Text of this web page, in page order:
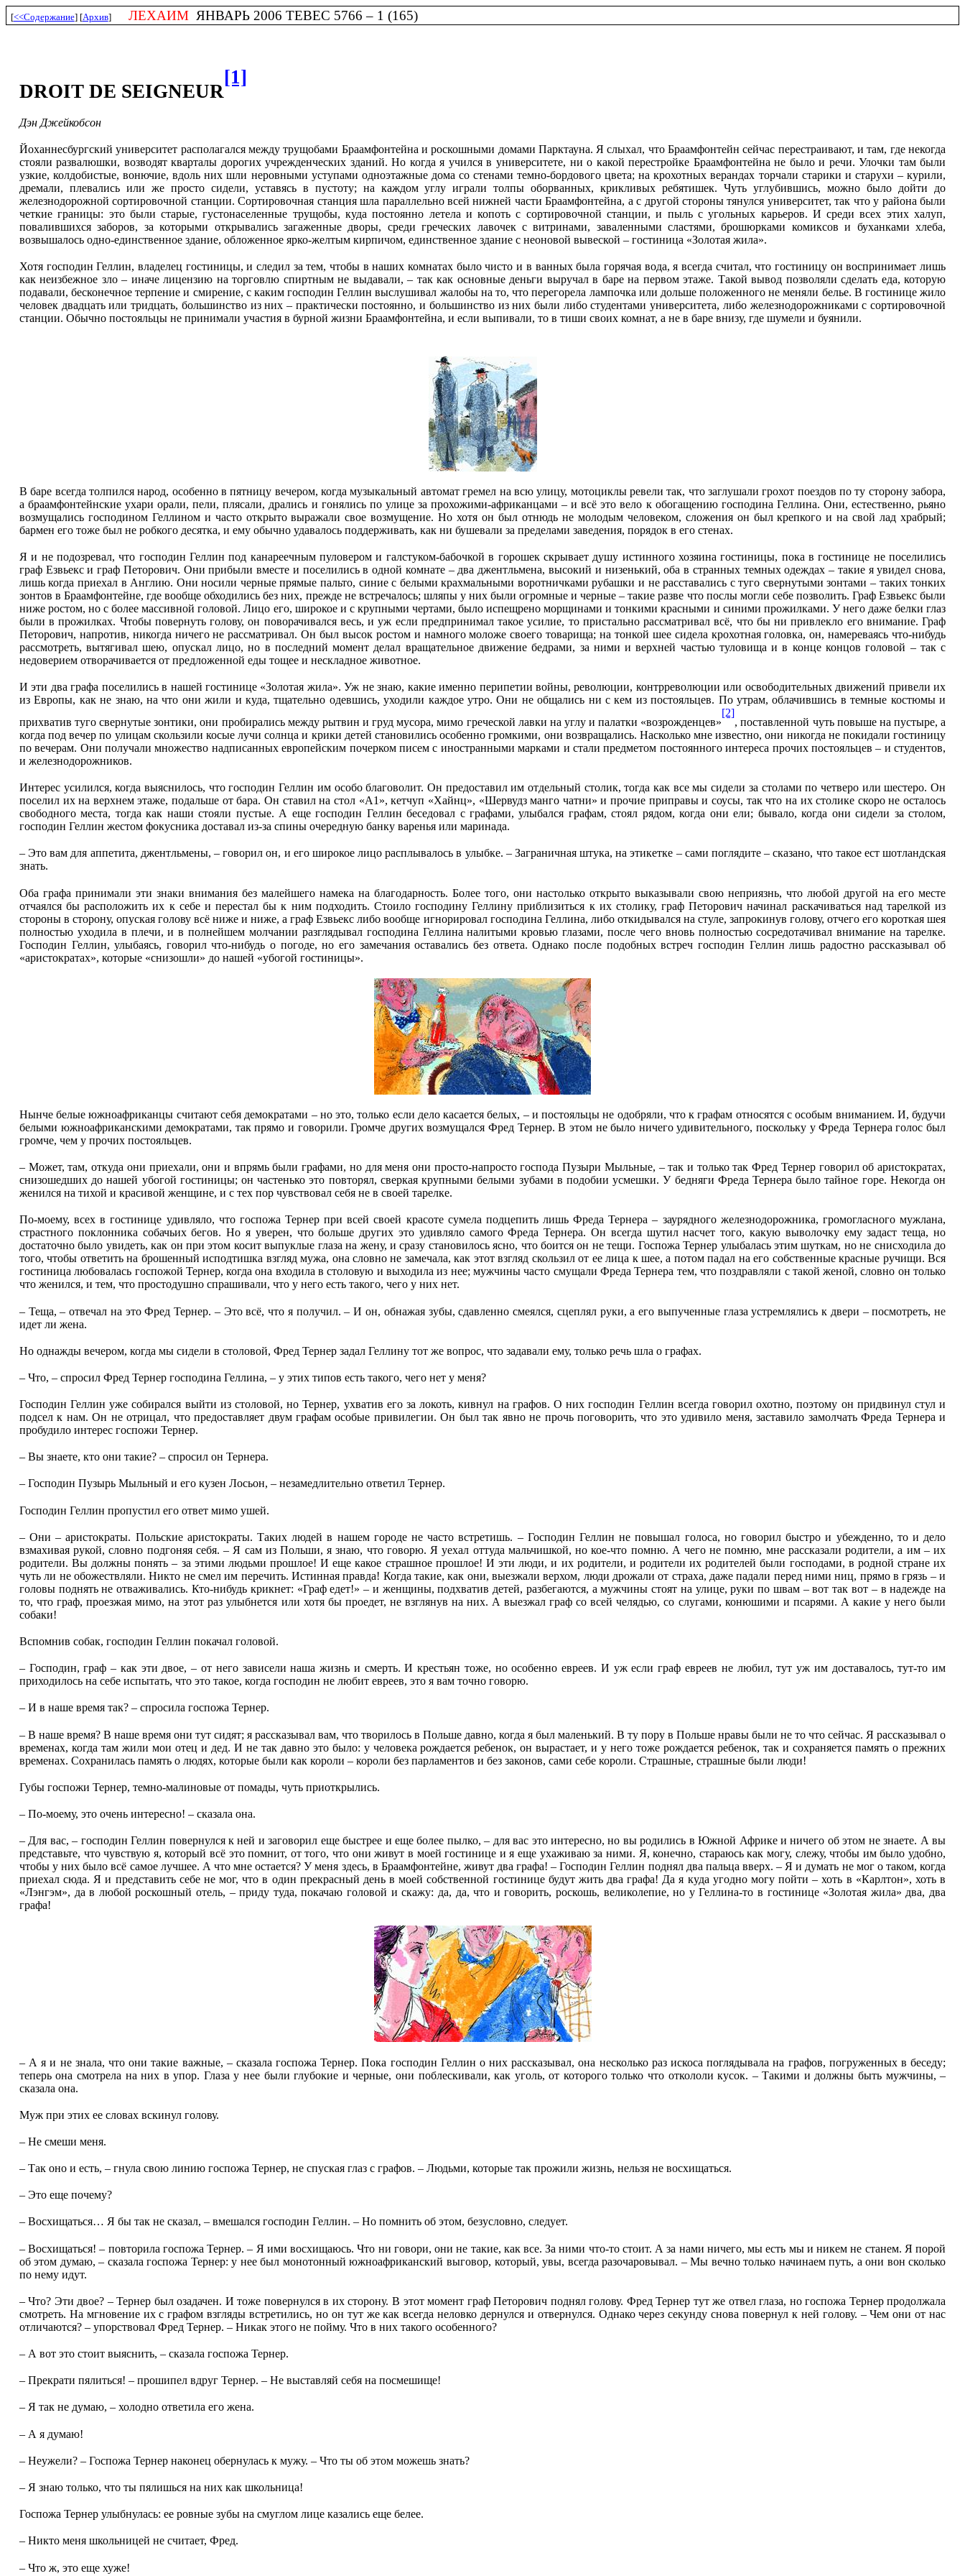
[<<Содержание] [Архив] ЛЕХАИМЯНВАРЬ 2006 ТЕВЕС 5766 – 1 (165)
DROIT DE SEIGNEUR
[1]
ДэнДжейкобсон
Йоханнесбургский университет располагался между трущобами Браамфонтейна и роскошными домами Парктауна. Я слыхал, что Браамфонтейн сейчас перестраивают, и там, где некогда
стояли развалюшки, возводят кварталы дорогих учрежденческих зданий. Но когда я учился в университете, ни о какой перестройке Браамфонтейна не было и речи. Улочки там были
узкие, колдобистые, вонючие, вдоль них шли неровными уступами одноэтажные дома со стенами темно-бордового цвета; на крохотных верандах торчали старики и старухи – курили,
дремали, плевались или же просто сидели, уставясь в пустоту; на каждом углу играли толпы оборванных, крикливых ребятишек. Чуть углубившись, можно было дойти до
железнодорожной сортировочной станции. Сортировочная станция шла параллельно всей нижней части Браамфонтейна, а с другой стороны тянулся университет, так что у района были
четкие границы: это были старые, густонаселенные трущобы, куда постоянно летела и копоть с сортировочной станции, и пыль с угольных карьеров. И среди всех этих халуп,
повалившихся заборов, за которыми открывались загаженные дворы, среди греческих лавочек с витринами, заваленными сластями, брошюрками комиксов и буханками хлеба,
возвышалось одно-единственное здание, обложенное ярко-желтым кирпичом, единственное здание с неоновой вывеской – гостиница «Золотая жила».
Хотя господин Геллин, владелец гостиницы, и следил за тем, чтобы в наших комнатах было чисто и в ванных была горячая вода, я всегда считал, что гостиницу он воспринимает лишь
как неизбежное зло – иначе лицензию на торговлю спиртным не выдавали, – так как основные деньги выручал в баре на первом этаже. Такой вывод позволяли сделать еда, которую
подавали, бесконечное терпение и смирение, с каким господин Геллин выслушивал жалобы на то, что перегорела лампочка или дольше положенного не меняли белье. В гостинице жило
человек двадцать или тридцать, большинство из них – практически постоянно, и большинство из них были либо студентами университета, либо железнодорожниками с сортировочной
станции. Обычно постояльцы не принимали участия в бурной жизни Браамфонтейна, и если выпивали, то в тиши своих комнат, а не в баре внизу, где шумели и буянили.
В баре всегда толпился народ, особенно в пятницу вечером, когда музыкальный автомат гремел на всю улицу, мотоциклы ревели так, что заглушали грохот поездов по ту сторону забора,
а браамфонтейнские ухари орали, пели, плясали, дрались и гонялись по улице за прохожими-африканцами – и всё это вело к обогащению господина Геллина. Они, естественно, рьяно
возмущались господином Геллином и часто открыто выражали свое возмущение. Но хотя он был отнюдь не молодым человеком, сложения он был крепкого и на свой лад храбрый;
бармен его тоже был не робкого десятка, и ему обычно удавалось поддерживать, как ни бушевали за пределами заведения, порядок в его стенах.
Я и не подозревал, что господин Геллин под канареечным пуловером и галстуком-бабочкой в горошек скрывает душу истинного хозяина гостиницы, пока в гостинице не поселились
граф Езвьекс и граф Петорович. Они прибыли вместе и поселились в одной комнате – два джентльмена, высокий и низенький, оба в странных темных одеждах – такие я увидел снова,
лишь когда приехал в Англию. Они носили черные прямые пальто, синие с белыми крахмальными воротничками рубашки и не расставались с туго свернутыми зонтами – таких тонких
зонтов в Браамфонтейне, где вообще обходились без них, прежде не встречалось; шляпы у них были огромные и черные – такие разве что послы могли себе позволить. Граф Езвьекс были
ниже ростом, но с более массивной головой. Лицо его, широкое и с крупными чертами, было испещрено морщинами и тонкими красными и синими прожилками. У него даже белки глаз
были в прожилках. Чтобы повернуть голову, он поворачивался весь, и уж если предпринимал такое усилие, то пристально рассматривал всё, что бы ни привлекло его внимание. Граф
Петорович, напротив, никогда ничего не рассматривал. Он был высок ростом и намного моложе своего товарища; на тонкой шее сидела крохотная головка, он, намереваясь что-нибудь
рассмотреть, вытягивал шею, опускал лицо, но в последний момент делал вращательное движение бедрами, за ними и верхней частью туловища и в конце концов головой – так с
недоверием отворачивается от предложенной еды тощее и нескладное животное.
И эти два графа поселились в нашей гостинице «Золотая жила». Уж не знаю, какие именно перипетии войны, революции, контрреволюции или освободительных движений привели их
из Европы, как не знаю, на что они жили и куда, тщательно одевшись, уходили каждое утро. Они не общались ни с кем из постояльцев. По утрам, облачившись в темные костюмы и
прихватив туго свернутые зонтики, они пробирались между рытвин и груд мусора, мимо греческой лавки на углу и палатки «возрожденцев»
[2]
, поставленной чуть повыше на пустыре, а
когда под вечер по улицам скользили косые лучи солнца и крики детей становились особенно громкими, они возвращались. Насколько мне известно, они никогда не покидали гостиницу
по вечерам. Они получали множество надписанных европейским почерком писем с иностранными марками и стали предметом постоянного интереса прочих постояльцев – и студентов,
и железнодорожников.
Интерес усилился, когда выяснилось, что господин Геллин им особо благоволит. Он предоставил им отдельный столик, тогда как все мы сидели за столами по четверо или шестеро. Он
поселил их на верхнем этаже, подальше от бара. Он ставил на стол «А1», кетчуп «Хайнц», «Шервудз манго чатни» и прочие приправы и соусы, так что на их столике скоро не осталось
свободного места, тогда как наши стояли пустые. А еще господин Геллин беседовал с графами, улыбался графам, стоял рядом, когда они ели; бывало, когда они сидели за столом,
господин Геллин жестом фокусника доставал из-за спины очередную банку варенья или маринада.
– Это вам для аппетита, джентльмены, – говорил он, и его широкое лицо расплывалось в улыбке. – Заграничная штука, на этикетке – сами поглядите – сказано, что такое ест шотландская
знать.
Оба графа принимали эти знаки внимания без малейшего намека на благодарность. Более того, они настолько открыто выказывали свою неприязнь, что любой другой на его месте
отчаялся бы расположить их к себе и перестал бы к ним подходить. Стоило господину Геллину приблизиться к их столику, граф Петорович начинал раскачиваться над тарелкой из
стороны в сторону, опуская голову всё ниже и ниже, а граф Езвьекс либо вообще игнорировал господина Геллина, либо откидывался на стуле, запрокинув голову, отчего его короткая шея
полностью уходила в плечи, и в полнейшем молчании разглядывал господина Геллина налитыми кровью глазами, после чего вновь полностью сосредотачивал внимание на тарелке.
Господин Геллин, улыбаясь, говорил что-нибудь о погоде, но его замечания оставались без ответа. Однако после подобных встреч господин Геллин лишь радостно рассказывал об
«аристократах», которые «снизошли» до нашей «убогой гостиницы».
Нынче белые южноафриканцы считают себя демократами – но это, только если дело касается белых, – и постояльцы не одобряли, что к графам относятся с особым вниманием. И, будучи
белыми южноафриканскими демократами, так прямо и говорили. Громче других возмущался Фред Тернер. В этом не было ничего удивительного, поскольку у Фреда Тернера голос был
громче, чем у прочих постояльцев.
– Может, там, откуда они приехали, они и впрямь были графами, но для меня они просто-напросто господа Пузыри Мыльные, – так и только так Фред Тернер говорил об аристократах,
снизошедших до нашей убогой гостиницы; он частенько это повторял, сверкая крупными белыми зубами в подобии усмешки. У бедняги Фреда Тернера было тайное горе. Некогда он
женился на тихой и красивой женщине, и с тех пор чувствовал себя не в своей тарелке.
По-моему, всех в гостинице удивляло, что госпожа Тернер при всей своей красоте сумела подцепить лишь Фреда Тернера – заурядного железнодорожника, громогласного мужлана,
страстного поклонника собачьих бегов. Но я уверен, что больше других это удивляло самого Фреда Тернера. Он всегда шутил насчет того, какую выволочку ему задаст теща, но
достаточно было увидеть, как он при этом косит выпуклые глаза на жену, и сразу становилось ясно, что боится он не тещи. Госпожа Тернер улыбалась этим шуткам, но не снисходила до
того, чтобы ответить на брошенный исподтишка взгляд мужа, она словно не замечала, как этот взгляд скользил от ее лица к шее, а потом падал на его собственные красные ручищи. Вся
гостиница любовалась госпожой Тернер, когда она входила в столовую и выходила из нее; мужчины часто смущали Фреда Тернера тем, что поздравляли с такой женой, словно он только
что женился, и тем, что простодушно спрашивали, что у него есть такого, чего у них нет.
– Теща, – отвечал на это Фред Тернер. – Это всё, что я получил. – И он, обнажая зубы, сдавленно смеялся, сцеплял руки, а его выпученные глаза устремлялись к двери – посмотреть, не
идет ли жена.
Но однажды вечером, когда мы сидели в столовой, Фред Тернер задал Геллину тот же вопрос, что задавали ему, только речь шла о графах.
– Что, – спросил Фред Тернер господина Геллина, – у этих типов есть такого, чего нет у меня?
Господин Геллин уже собирался выйти из столовой, но Тернер, ухватив его за локоть, кивнул на графов. О них господин Геллин всегда говорил охотно, поэтому он придвинул стул и
подсел к нам. Он не отрицал, что предоставляет двум графам особые привилегии. Он был так явно не прочь поговорить, что это удивило меня, заставило замолчать Фреда Тернера и
пробудило интерес госпожи Тернер.
– Вы знаете, кто они такие? – спросил он Тернера.
– Господин Пузырь Мыльный и его кузен Лосьон, – незамедлительно ответил Тернер.
Господин Геллин пропустил его ответ мимо ушей.
– Они – аристократы. Польские аристократы. Таких людей в нашем городе не часто встретишь. – Господин Геллин не повышал голоса, но говорил быстро и убежденно, то и дело
взмахивая рукой, словно подгоняя себя. – Я сам из Польши, я знаю, что говорю. Я уехал оттуда мальчишкой, но кое-что помню. А чего не помню, мне рассказали родители, а им – их
родители. Вы должны понять – за этими людьми прошлое! И еще какое страшное прошлое! И эти люди, и их родители, и родители их родителей были господами, в родной стране их
чуть ли не обожествляли. Никто не смел им перечить. Истинная правда! Когда такие, как они, выезжали верхом, люди дрожали от страха, даже падали перед ними ниц, прямо в грязь – и
головы поднять не отваживались. Кто-нибудь крикнет: «Граф едет!» – и женщины, подхватив детей, разбегаются, а мужчины стоят на улице, руки по швам – вот так вот – в надежде на
то, что граф, проезжая мимо, на этот раз улыбнется или хотя бы проедет, не взглянув на них. А выезжал граф со всей челядью, со слугами, конюшими и псарями. А какие у него были
собаки!
Вспомнив собак, господин Геллин покачал головой.
– Господин, граф – как эти двое, – от него зависели наша жизнь и смерть. И крестьян тоже, но особенно евреев. И уж если граф евреев не любил, тут уж им доставалось, тут-то им
приходилось на себе испытать, что это такое, когда господин не любит евреев, это я вам точно говорю.
– И в наше время так? – спросила госпожа Тернер.
– В наше время? В наше время они тут сидят; я рассказывал вам, что творилось в Польше давно, когда я был маленький. В ту пору в Польше нравы были не то что сейчас. Я рассказывал о
временах, когда там жили мои отец и дед. И не так давно это было: у человека рождается ребенок, он вырастает, и у него тоже рождается ребенок, так и сохраняется память о прежних
временах. Сохранилась память о людях, которые были как короли – короли без парламентов и без законов, сами себе короли. Страшные, страшные были люди!
Губы госпожи Тернер, темно-малиновые от помады, чуть приоткрылись.
– По-моему, это очень интересно! – сказала она.
– Для вас, – господин Геллин повернулся к ней и заговорил еще быстрее и еще более пылко, – для вас это интересно, но вы родились в Южной Африке и ничего об этом не знаете. А вы
представьте, что чувствую я, который всё это помнит, от того, что они живут в моей гостинице и я еще ухаживаю за ними. Я, конечно, стараюсь как могу, слежу, чтобы им было удобно,
чтобы у них было всё самое лучшее. А что мне остается? У меня здесь, в Браамфонтейне, живут два графа! – Господин Геллин поднял два пальца вверх. – Я и думать не мог о таком, когда
приехал сюда. Я и представить себе не мог, что в один прекрасный день в моей собственной гостинице будут жить два графа! Да я куда угодно могу пойти – хоть в «Карлтон», хоть в
«Лэнгэм», да в любой роскошный отель, – приду туда, покачаю головой и скажу: да, да, что и говорить, роскошь, великолепие, но у Геллина-то в гостинице «Золотая жила» два, два
графа!
– А я и не знала, что они такие важные, – сказала госпожа Тернер. Пока господин Геллин о них рассказывал, она несколько раз искоса поглядывала на графов, погруженных в беседу;
теперь она смотрела на них в упор. Глаза у нее были глубокие и черные, они поблескивали, как уголь, от которого только что откололи кусок. – Такими и должны быть мужчины, –
сказала она.
Муж при этих ее словах вскинул голову.
– Не смеши меня.
– Так оно и есть, – гнула свою линию госпожа Тернер, не спуская глаз с графов. – Людьми, которые так прожили жизнь, нельзя не восхищаться.
– Это еще почему?
– Восхищаться… Я бы так не сказал, – вмешался господин Геллин. – Но помнить об этом, безусловно, следует.
– Восхищаться! – повторила госпожа Тернер. – Я ими восхищаюсь. Что ни говори, они не такие, как все. За ними что-то стоит. А за нами ничего, мы есть мы и никем не станем. Я порой
об этом думаю, – сказала госпожа Тернер: у нее был монотонный южноафриканский выговор, который, увы, всегда разочаровывал. – Мы вечно только начинаем путь, а они вон сколько
по нему идут.
– Что? Эти двое? – Тернер был озадачен. И тоже повернулся в их сторону. В этот момент граф Петорович поднял голову. Фред Тернер тут же отвел глаза, но госпожа Тернер продолжала
смотреть. На мгновение их с графом взгляды встретились, но он тут же как всегда неловко дернулся и отвернулся. Однако через секунду снова повернул к ней голову. – Чем они от нас
отличаются? – упорствовал Фред Тернер. – Никак этого не пойму. Что в них такого особенного?
– А вот это стоит выяснить, – сказала госпожа Тернер.
– Прекрати пялиться! – прошипел вдруг Тернер. – Не выставляй себя на посмешище!
– Я так не думаю, – холодно ответила его жена.
– А я думаю!
– Неужели? – Госпожа Тернер наконец обернулась к мужу. – Что ты об этом можешь знать?
– Я знаю только, что ты пялишься на них как школьница!
Госпожа Тернер улыбнулась: ее ровные зубы на смуглом лице казались еще белее.
– Никто меня школьницей не считает, Фред.
– Что ж, это еще хуже!